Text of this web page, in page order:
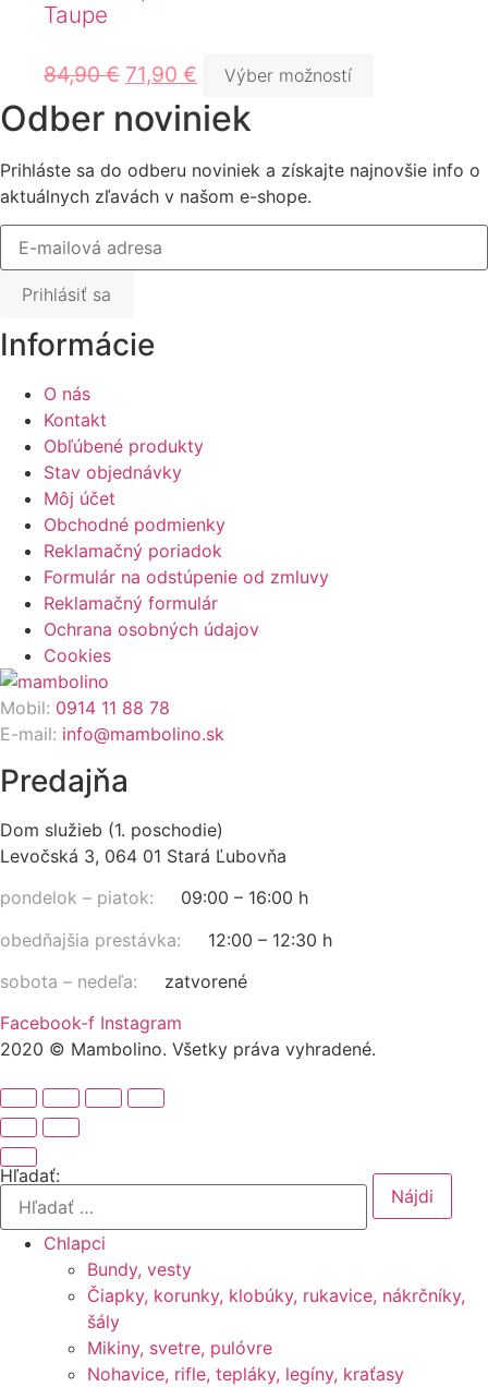
Taupe
84,90€ 71,90 € Výber možností
Odber noviniek
Prihláste sa do odberu noviniek a získajte najnovšie info o
aktuálnych zľavách v našom e-shope.
Prihlásiť sa
Informácie
O nás
Kontakt
Obľúbené produkty
Stav objednávky
Môj účet
Obchodné podmienky
Reklamačný poriadok
Formulár na odstúpenie od zmluvy
Reklamačný formulár
Ochrana osobných údajov
Cookies
Mobil: 0914 11 88 78
E-mail: info@mambolino.sk
Predajňa
Dom služieb (1. poschodie)
Levočská 3, 064 01 Stará Ľubovňa
pondelok – piatok:
09:00 – 16:00 h
obedňajšia prestávka:
12:00 – 12:30 h
sobota – nedeľa:
zatvorené
Facebook-f Instagram
2020 © Mambolino. Všetky práva vyhradené.
Hľadať:
Chlapci
Bundy, vesty
Čiapky, korunky, klobúky, rukavice, nákrčníky,
šály
Mikiny, svetre, pulóvre
Nohavice, rifle, tepláky, legíny, kraťasy